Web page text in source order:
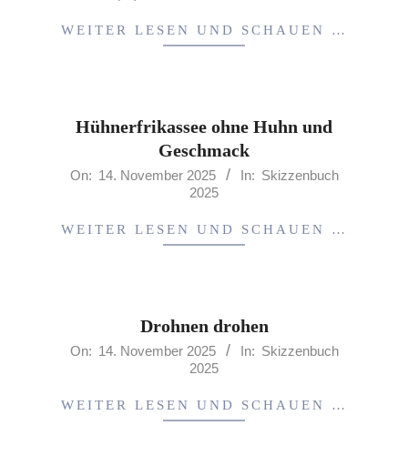
WEITER LESEN UND SCHAUEN …
Hühnerfrikassee ohne Huhn und
Geschmack
2025-
On: 14. November 2025 In: Skizzenbuch
2025
WEITER LESEN UND SCHAUEN …
Drohnen drohen
2025-
On: 14. November 2025 In: Skizzenbuch
2025
WEITER LESEN UND SCHAUEN …